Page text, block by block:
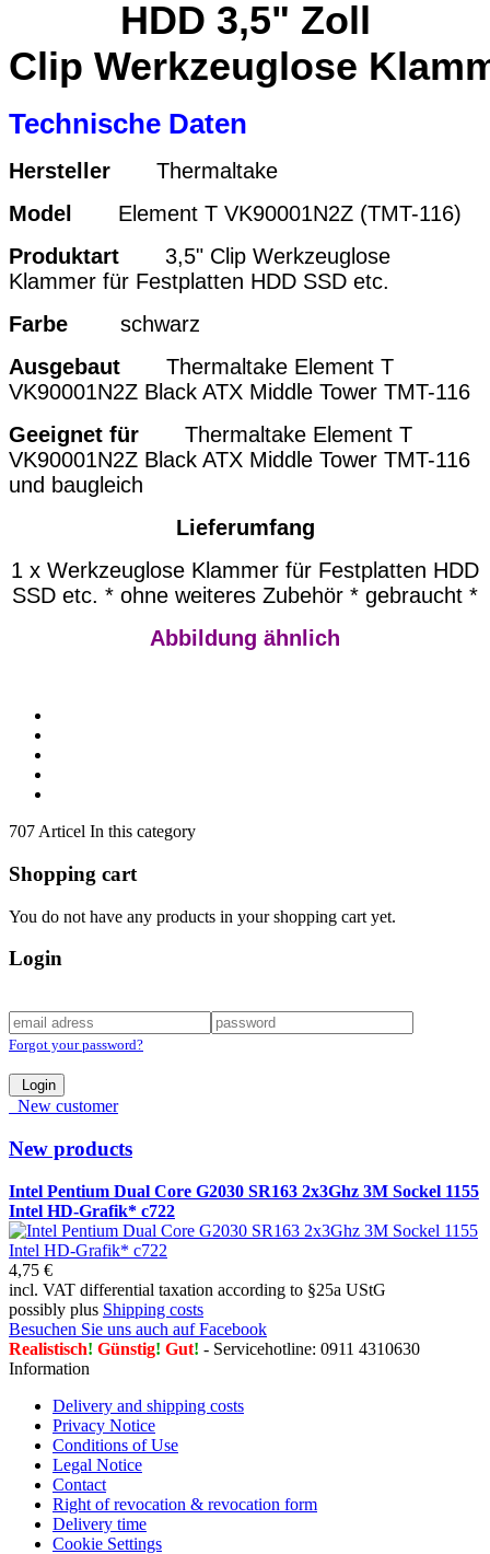
HDD 3,5" Zoll
Clip Werkzeuglose
Technische Daten
Hersteller Thermaltake
Model
Element T VK90001N2Z (TMT-116)
Produktart
3,5" Clip Werkzeuglose
Klammer für Festplatten HDD SSD etc.
Farbe schwarz
Ausgebaut Thermaltake Element T
VK90001N2Z Black ATX Middle Tower TMT-116
Geeignet für
Thermaltake Element T
VK90001N2Z Black ATX Middle Tower TMT-116
und baugleich
Lieferumfang
1 x Werkzeuglose Klammer für Festplatten HDD
SSD etc. * ohne weiteres Zubehör * gebraucht *
Abbildung ähnlich
707 Articel In this category
Shopping cart
You do not have any products in your shopping cart yet.
Login
Forgot your password?
Login
New customer
New products
Intel Pentium Dual Core G2030 SR163 2x3Ghz 3M Sockel 1155
Intel HD-Grafik* c722
4,75 €
incl. VAT differential taxation according to §25a UStG
possibly plus Shipping costs
Besuchen Sie uns auch auf Facebook
Realistisch! Günstig! Gut! - Servicehotline: 0911 4310630
Information
Delivery and shipping costs
Privacy Notice
Conditions of Use
Legal Notice
Contact
Right of revocation & revocation form
Delivery time
Cookie Settings